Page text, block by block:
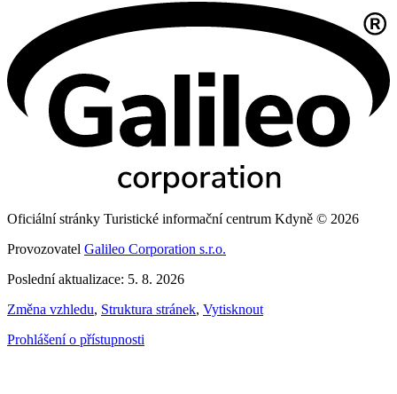
Oficiální stránky Turistické informační centrum Kdyně © 2026
Provozovatel Galileo Corporation s.r.o.
Poslední aktualizace: 5. 8. 2026
Změna vzhledu, Struktura stránek, Vytisknout
Prohlášení o přístupnosti